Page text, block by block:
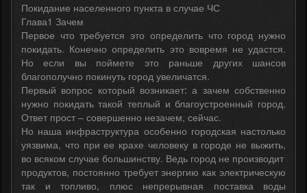
Покидание населенного пункта в случае ЧС
Глава1 Зачем
Первое что требуется это определить что город нужно
покидать. Конечно определить это вовремя не удастся.
Но если вы поймете это раньше других шансов
благополучно покинуть город увеличатся.
Первый вопрос который возникает: а зачем собственно
нужно покидать такой теплый и благоустроенный город.
Ответ прост – совершенно незачем, сейчас.
Но наша инфраструктура особенно городская настолько
уязвима, что при ее крахе человеку в городе не выжить,
во всяком случае большинству. Ведь город не производит
продуктов, постоянно требует энергию как электрическую
так и топливо, плюс непрерывная поставка воды